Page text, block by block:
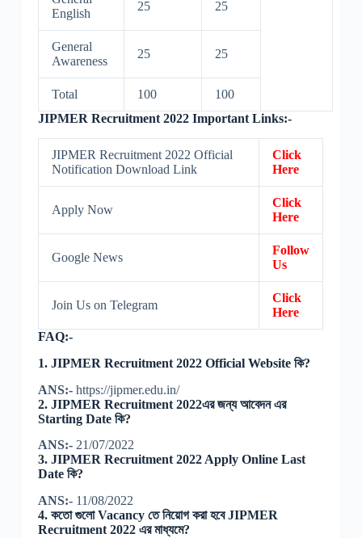
English
25 25
General
Awareness
25 25
Total 100
100
JIPMER Recruitment 2022 Important Links:-
JIPMER Recruitment 2022 Official
Notification Download Link
Click
Here
Apply Now
Click
Here
Google News
Follow
Us
Join Us on Telegram
Click
Here
FAQ:-
1. JIPMER Recruitment 2022 Official Website কি?
ANS:- https://jipmer.edu.in/
2. JIPMER Recruitment 2022এর জন্য আবেদন এর
Starting Date কি?
ANS:-21/07/2022
3. JIPMER Recruitment 2022 Apply Online Last
Date কি?
ANS:- 11/08/2022
4. কতো গুলো Vacancy তে নিয়োগ করা হবে JIPMER
Recruitment 2022 এর মাধ্যমে?